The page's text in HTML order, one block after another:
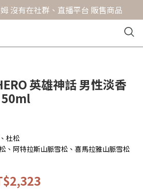
沒有在社群、直播平台 販售商品
英雄神話 男性淡香
50ml
杜松
、阿特拉斯山脈雪松、喜馬拉雅山脈雪松